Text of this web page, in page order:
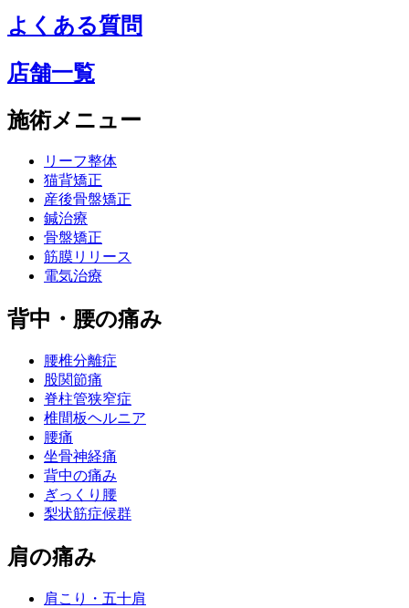
よくある質問
店舗一覧
施術メニュー
リーフ整体
猫背矯正
産後骨盤矯正
鍼治療
骨盤矯正
筋膜リリース
電気治療
背中・腰の痛み
腰椎分離症
股関節痛
脊柱管狭窄症
椎間板ヘルニア
腰痛
坐骨神経痛
背中の痛み
ぎっくり腰
梨状筋症候群
肩の痛み
肩こり・五十肩